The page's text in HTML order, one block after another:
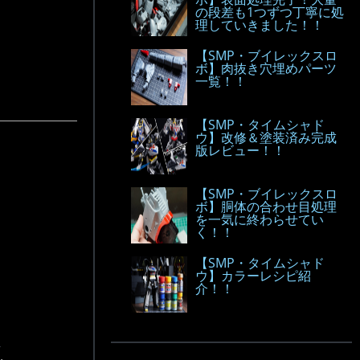
の段差も1つずつ丁寧に処
理していきました！！
【SMP・ブイレックスロ
ボ】肉抜き穴埋めパーツ
一覧！！
【SMP・タイムシャド
ウ】改修＆塗装済み完成
版レビュー！！
【SMP・ブイレックスロ
ボ】胴体の合わせ目処理
を一気に終わらせてい
く！！
【SMP・タイムシャド
ウ】カラーレシピ紹
介！！